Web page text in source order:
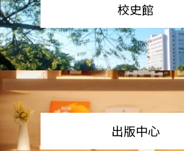
校史館
出版中心